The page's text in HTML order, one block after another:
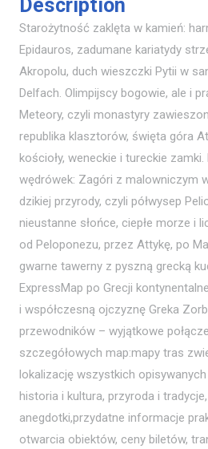
Description
Starożytność zaklęta w kamień:
Epidauros, zadumane kariatydy
Akropolu, duch wieszczki Pytii w
Delfach. Olimpijscy bogowie, ale i
Meteory, czyli monastyry
republika klasztorów, święta góra
kościoły, weneckie i tureckie
wędrówek: Zagóri z malowniczym
dzikiej przyrody, czyli półwysep
nieustanne słońce, ciepłe morze i
od Peloponezu, przez Attykę, po
gwarne tawerny z pyszną grecką
ExpressMap po Grecji
i współczesną ojczyznę Greka
przewodników – wyjątkowe
szczegółowych map:mapy tras
lokalizację wszystkich
historia i kultura, przyroda i
anegdotki,przydatne informacje
otwarcia obiektów, ceny biletów,